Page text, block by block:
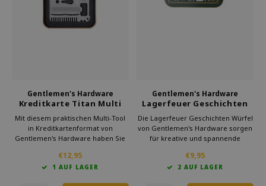
Wanddekoration
Taschen
Garten
Gentlemen's Hardware
Kreditkarte Titan Multi
Tool
Mit diesem praktischen Multi-Tool
in Kreditkartenformat von
Gentlemen's Hardware haben Sie
Das Multi-Tool enthält einen
Dosenöffner, Flaschenöffner, Säge,
€12,95
1 AUF LAGER
Gentlemen's Hardware
Lagerfeuer Geschichten
Würfel
Die Lagerfeuer Geschichten Würfel
von Gentlemen's Hardware sorgen
für kreative und spannende
originelle Geschenkidee.
€9,95
2 AUF LAGER